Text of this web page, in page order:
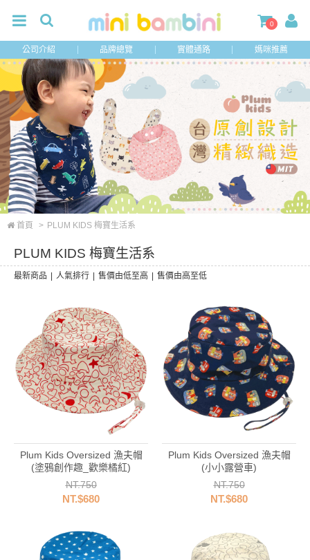
0
公司介紹 品牌總覽 實體通路 媽咪推薦
首頁 > PLUM KIDS 梅寶生活系
PLUM KIDS 梅寶生活系
最新商品 人氣排行 售價由低至高 售價由高至低
Plum Kids Oversized 漁夫帽
(塗鴉創作趣_歡樂橘紅)
NT.750
NT.$680
Plum Kids Oversized 漁夫帽
(小小露營車)
NT.750
NT.$680